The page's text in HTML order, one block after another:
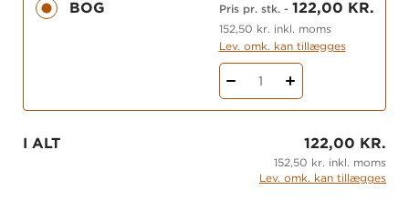
BOG Pris pr. stk.- 122,00 KR.
152,50 kr. inkl. moms
Lev. omk. kan tillægges
1
I ALT 122,00 KR.
152,50 kr. inkl. moms
Lev. omk. kan tillægges